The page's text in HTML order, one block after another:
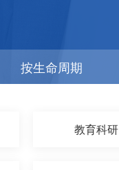
按生命周期
教育科研